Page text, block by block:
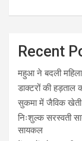
Recent
महुआ ने बदली
डाक्टरों की हड़ताल
सुकमा में जैविक
निःशुल्क सरस्वती
सायकल